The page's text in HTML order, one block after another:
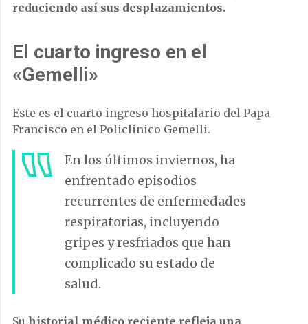
reduciendo así sus desplazamientos.
El cuarto ingreso en el
«Gemelli»
Este es el cuarto ingreso hospitalario del Papa
Francisco en el Policlinico Gemelli.
En los últimos inviernos, ha
enfrentado episodios
recurrentes de enfermedades
respiratorias, incluyendo
gripes y resfriados que han
complicado su estado de
salud.